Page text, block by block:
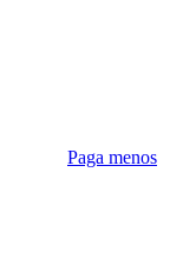
Paga menos